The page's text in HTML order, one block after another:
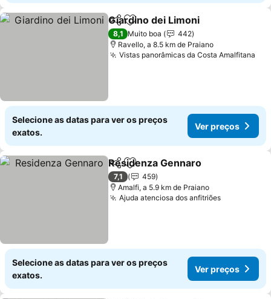
PartilharAdicionar aos favoritos
Giardino dei Limoni
8,1 Muito boa
442
Ravello, a 8.5 km de Praiano
Vistas panorâmicas da Costa Amalfitana
Selecione as datas para ver os preços
exatos.
Ver preços
PartilharAdicionar aos favoritos
Residenza Gennaro
7,1
459
Amalfi, a 5.9 km de Praiano
Ajuda atenciosa dos anfitriõesVer preços
Selecione as datas para ver os preços
exatos.
Ver preços